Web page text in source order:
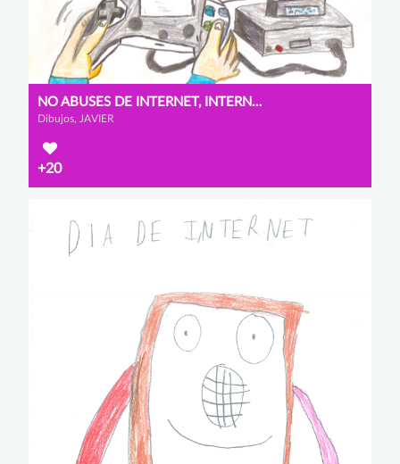
NO ABUSES DE INTERNET, INTERNET TE AYUDA A ENTENDER
Dibujos, JAVIER
+20